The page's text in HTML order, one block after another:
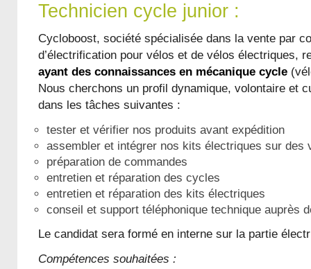
Technicien cycle junior :
Cycloboost, société spécialisée dans la vente par
d’électrification pour vélos et de vélos électriques,
ayant des connaissances en mécanique cycle
Nous cherchons un profil dynamique, volontaire et
dans les tâches suivantes :
tester et vérifier nos produits avant expédition
assembler et intégrer nos kits électriques sur
préparation de commandes
entretien et réparation des cycles
entretien et réparation des kits électriques
conseil et support téléphonique technique auprès
Le candidat sera formé en interne sur la partie
Compétences souhaitées :